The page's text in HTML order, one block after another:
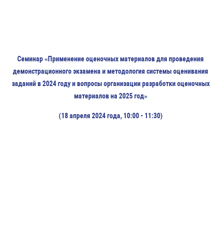
Семинар «Применение оценочных материалов для проведения
демонстрационного экзамена и методология системы оценивания
заданий в 2024 году и вопросы организации разработки оценочных
материалов на 2025 год»
(18 апреля 2024 года, 10:00 - 11:30)